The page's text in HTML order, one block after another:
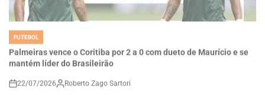
POSTED
FUTEBOL
mantém líder do Brasileirão
on
22/07/2026 Roberto Zago Sartori